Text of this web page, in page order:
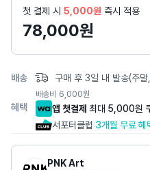
지
첫 결제 시 5,000원 즉시 적용
78,000원
배송 구매 후 3일 내 발송(주
배송비 6,000원
혜택 앱 첫결제 최대 5,000원
서포터클럽 3개월 무료 혜
PNK Art